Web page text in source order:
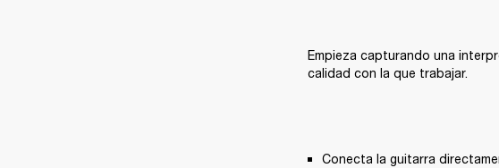
Empieza capturando una
calidad con la que trabajar.
Conecta la guitarra